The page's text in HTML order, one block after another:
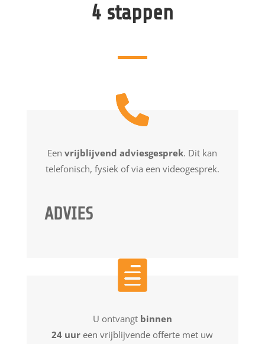
4 stappen
Eenvrijblijvend adviesgesprek. Dit kan
telefonisch, fysiek of via een videogesprek.
ADVIES
U ontvangt binnen
24 uur een vrijblijvende offerte met uw